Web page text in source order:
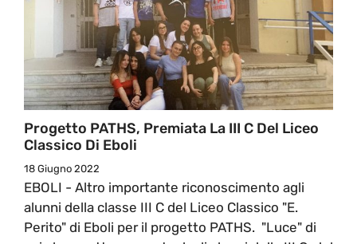
Progetto PATHS, Premiata La III C Del Liceo
Classico Di Eboli
18 Giugno 2022
EBOLI - Altro importante riconoscimento agli
alunni della classe III C del Liceo Classico "E.
Perito" di Eboli per il progetto PATHS. "Luce" di